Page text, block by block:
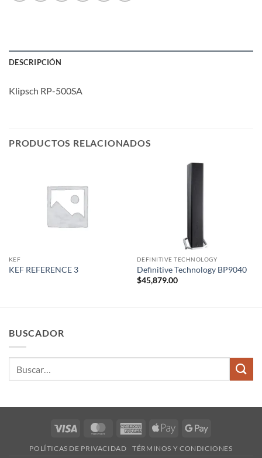
DESCRIPCIÓN
Klipsch RP-500SA
PRODUCTOS RELACIONADOS
KEF
KEF REFERENCE 3
DEFINITIVE TECHNOLOGY
Definitive Technology BP9040
$45,879.00
BUSCADOR
Visa MasterCardAmericanApple
Google
POLÍTICAS DE PRIVACIDAD TÉRMINOS Y CONDICIONES